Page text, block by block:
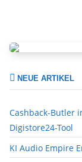
NEUE ARTIKEL
Cashback-Butler
Digistore24-Tool
KI Audio Empire